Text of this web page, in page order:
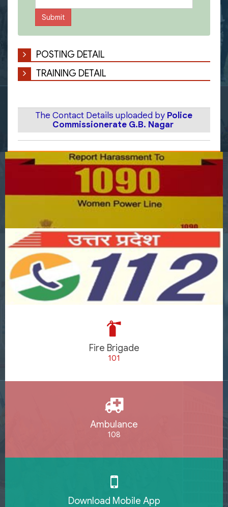
POSTING DETAIL
TRAINING DETAIL
The Contact Details uploaded by Police
Commissionerate G.B. Nagar
Fire Brigade
101
Ambulance
108
Download Mobile App